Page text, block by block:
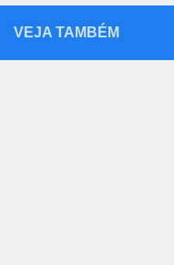
VEJA TAMBÉM